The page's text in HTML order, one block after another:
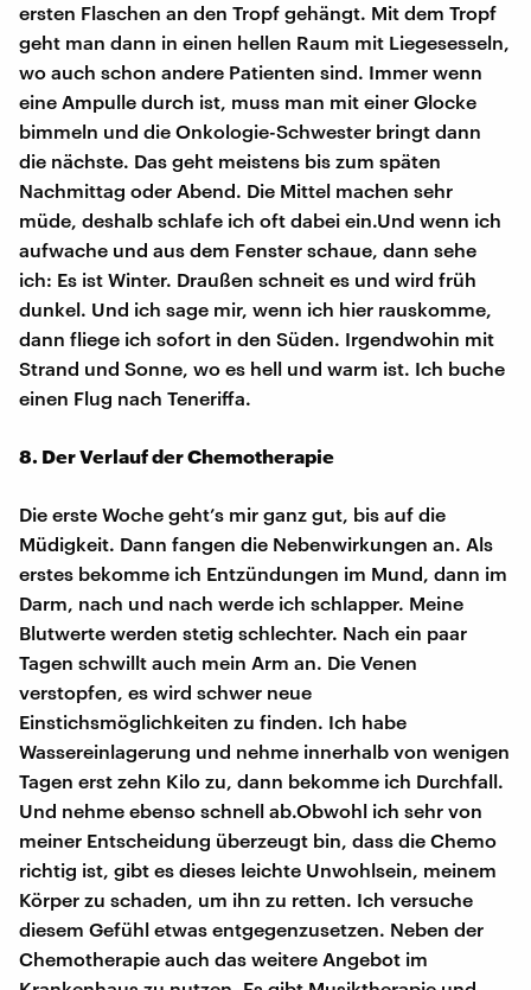
ersten Flaschen an den Tropf gehängt. Mit dem Tropf
geht man dann in einen hellen Raum mit Liegesesseln,
wo auch schon andere Patienten sind. Immer wenn
eine Ampulle durch ist, muss man mit einer Glocke
bimmeln und die Onkologie-Schwester bringt dann
die nächste. Das geht meistens bis zum späten
Nachmittag oder Abend. Die Mittel machen sehr
müde, deshalb schlafe ich oft dabei ein.Und wenn ich
aufwache und aus dem Fenster schaue, dann sehe
ich: Es ist Winter. Draußen schneit es und wird früh
dunkel. Und ich sage mir, wenn ich hier rauskomme,
dann fliege ich sofort in den Süden. Irgendwohin mit
Strand und Sonne, wo es hell und warm ist. Ich buche
einen Flug nach Teneriffa.
8. Der Verlauf der Chemotherapie
Die erste Woche geht’s mir ganz gut, bis auf die
Müdigkeit. Dann fangen die Nebenwirkungen an. Als
erstes bekomme ich Entzündungen im Mund, dann im
Darm, nach und nach werde ich schlapper. Meine
Blutwerte werden stetig schlechter. Nach ein paar
Tagen schwillt auch mein Arm an. Die Venen
verstopfen, es wird schwer neue
Einstichsmöglichkeiten zu finden. Ich habe
Wassereinlagerung und nehme innerhalb von wenigen
Tagen erst zehn Kilo zu, dann bekomme ich Durchfall.
Und nehme ebenso schnell ab.Obwohl ich sehr von
meiner Entscheidung überzeugt bin, dass die Chemo
richtig ist, gibt es dieses leichte Unwohlsein, meinem
Körper zu schaden, um ihn zu retten. Ich versuche
diesem Gefühl etwas entgegenzusetzen. Neben der
Chemotherapie auch das weitere Angebot im